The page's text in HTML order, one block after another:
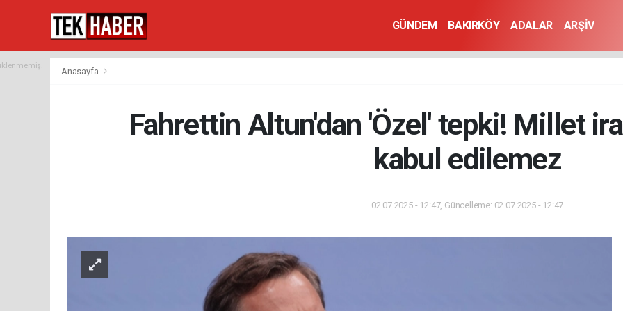
GÜNDEM BAKIRKÖY ADALAR ARŞİV
Anasayfa
Fahrettin Altun'dan 'Özel' tepki! Millet
kabul edilemez
02.07.2025 - 12:47, Güncelleme: 02.07.2025 - 12:47